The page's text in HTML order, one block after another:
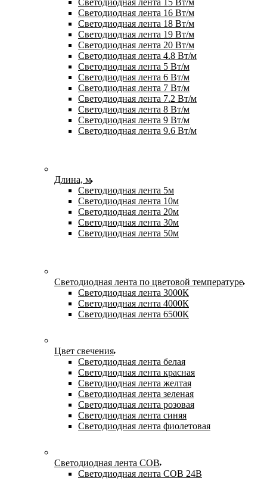
Светодиодная лента 15 Вт/м
Светодиодная лента 16 Вт/м
Светодиодная лента 18 Вт/м
Светодиодная лента 19 Вт/м
Светодиодная лента 20 Вт/м
Светодиодная лента 4.8 Вт/м
Светодиодная лента 5 Вт/м
Светодиодная лента 6 Вт/м
Светодиодная лента 7 Вт/м
Светодиодная лента 7.2 Вт/м
Светодиодная лента 8 Вт/м
Светодиодная лента 9 Вт/м
Светодиодная лента 9.6 Вт/м
Длина, м
Светодиодная лента 5м
Светодиодная лента 10м
Светодиодная лента 20м
Светодиодная лента 30м
Светодиодная лента 50м
Светодиодная лента по цветовой температуре
Светодиодная лента 3000К
Светодиодная лента 4000К
Светодиодная лента 6500К
Цвет свечения
Светодиодная лента белая
Светодиодная лента красная
Светодиодная лента желтая
Светодиодная лента зеленая
Светодиодная лента розовая
Светодиодная лента синяя
Светодиодная лента фиолетовая
Светодиодная лента COB
Светодиодная лента COB 24В